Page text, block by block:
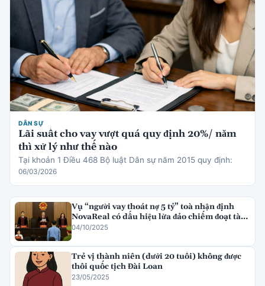
DÂN SỰ
Lãi suất cho vay vượt quá quy định 20%/ năm
thì xử lý như thế nào
Tại khoản 1 Điều 468 Bộ luật Dân sự năm 2015 quy định:
06/03/2026
Vụ “người vay thoát nợ 5 tỷ” toà nhận định
NovaReal có dấu hiệu lừa đảo chiếm đoạt tài
sản
04/10/2025
Trẻ vị thành niên (dưới 20 tuổi) không được
thôi quốc tịch Đài Loan
23/05/2025